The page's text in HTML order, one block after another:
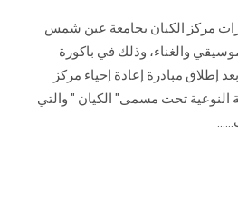
مركز الكيان بجامعة عين شمس
والغناء، وذلك في باكورة
إطلاق مبادرة إعادة إحياء مركز
النوعية تحت مسمى" الكيان " والتي